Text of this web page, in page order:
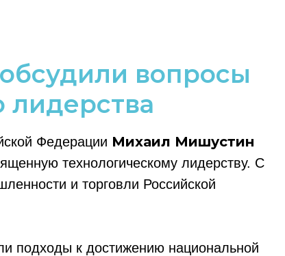
вопросы
лидерства
Федерации Михаил Мишустин
технологическому лидерству. С
и торговли Российской
подходы к достижению национальной